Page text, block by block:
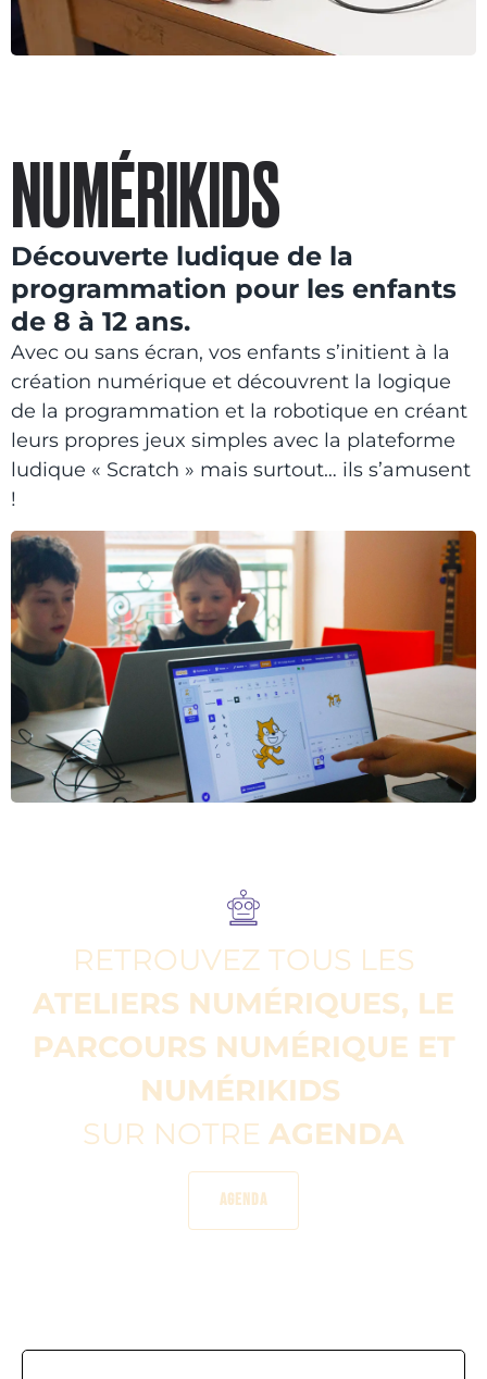
NUMÉRIKIDS ​
Découverte ludique de la
programmation pour les enfants
de 8 à 12 ans.
Avec ou sans écran, vos enfants s’initient à la
création numérique et découvrent la logique
de la programmation et la robotique en créant
leurs propres jeux simples avec la plateforme
ludique « Scratch » mais surtout… ils s’amusent
!
RETROUVEZ TOUS LES
ATELIERS NUMÉRIQUES, LE
PARCOURS NUMÉRIQUE ET
NUMÉRIKIDS
SUR NOTRE AGENDA
AGENDA